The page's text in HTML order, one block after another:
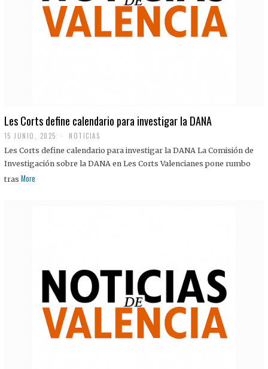
Les Corts define calendario para investigar la DANA
15 JUNIO, 2025 NOTICIAS
Les Corts define calendario para investigar la DANA La Comisión de
Investigación sobre la DANA en Les Corts Valencianes pone rumbo
tras More